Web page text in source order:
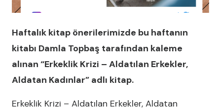
Haftalık kitap önerilerimizde bu haftanın
kitabı Damla Topbaş tarafından kaleme
alınan “Erkeklik Krizi – Aldatılan Erkekler,
Aldatan Kadınlar” adlı kitap.
Erkeklik Krizi – Aldatılan Erkekler, Aldatan